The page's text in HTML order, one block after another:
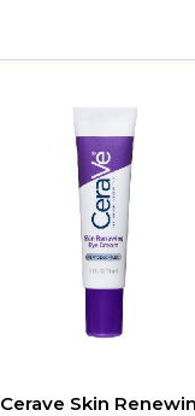
Cerave Skin